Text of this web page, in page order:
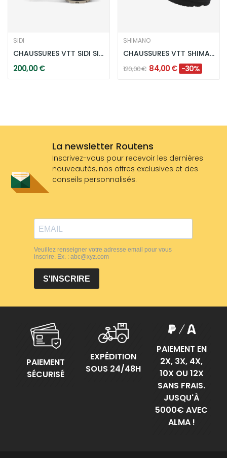
SIDI
CHAUSSURES VTT SIDI SILVIS XC - BEIGE
200,00 €
SHIMANO
CHAUSSURES VTT SHIMANO GE5 - VERT
120,00 € 84,00 € -30%
La newsletter Routens
Inscrivez-vous pour recevoir les dernières
nouveautés, nos offres exclusives et des
conseils personnalisés.
PAIEMENT
SÉCURISÉ
EXPÉDITION
SOUS 24/48H
PAIEMENT EN
2X, 3X, 4X,
10X OU 12X
SANS FRAIS.
JUSQU'À
5000€ AVEC
ALMA !